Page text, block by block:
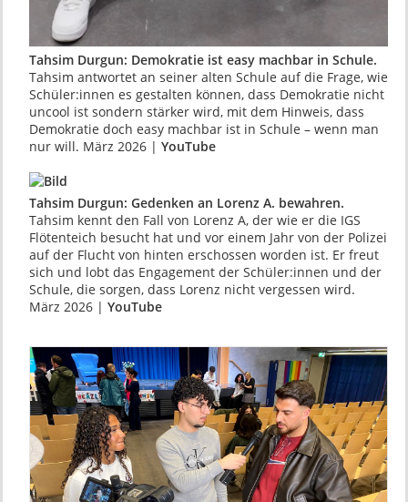
Tahsim Durgun: Demokratie ist easy machbar in Schule.
Tahsim antwortet an seiner alten Schule auf die Frage, wie
Schüler:innen es gestalten können, dass Demokratie nicht
uncool ist sondern stärker wird, mit dem Hinweis, dass
Demokratie doch easy machbar ist in Schule – wenn man
nur will. März 2026 | YouTube
Tahsim Durgun: Gedenken an Lorenz A. bewahren.
Tahsim kennt den Fall von Lorenz A, der wie er die IGS
Flötenteich besucht hat und vor einem Jahr von der Polizei
auf der Flucht von hinten erschossen worden ist. Er freut
sich und lobt das Engagement der Schüler:innen und der
Schule, die sorgen, dass Lorenz nicht vergessen wird.
März 2026 | YouTube